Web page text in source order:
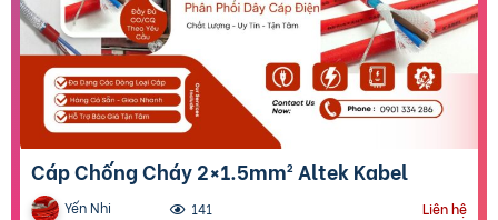
Cáp Chống Cháy 2×1.5mm² Altek Kabel
Yến Nhi 141 Liên hệ